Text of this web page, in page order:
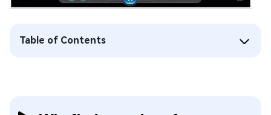
Table of Contents